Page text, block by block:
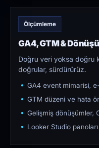
Ölçümleme
GA4, GTM &
Doğru veri yoksa doğru
doğrular, sürdürürüz.
GA4 event mimarisi,
GTM düzeni ve hata
Gelişmiş dönüşümler,
Looker Studio